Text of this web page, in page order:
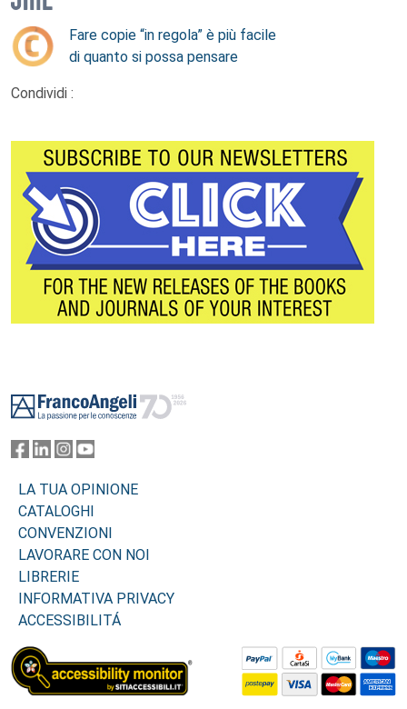
Fare copie “in regola” è più facile
di quanto si possa pensare
Condividi :
LA TUA OPINIONE
CATALOGHI
CONVENZIONI
LAVORARE CON NOI
LIBRERIE
INFORMATIVA PRIVACY
ACCESSIBILITÁ